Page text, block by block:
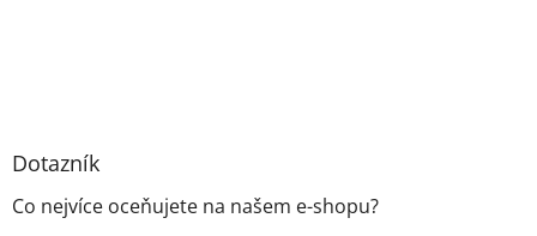
Dotazník
Co nejvíce oceňujete na našem e-shopu?